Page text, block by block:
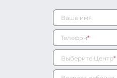
Телефон*
Выберите Центр*